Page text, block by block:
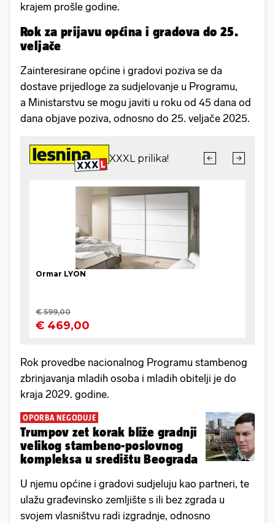
krajem prošle godine.
Rok za prijavu općina i gradova do 25.
veljače
Zainteresirane općine i gradovi poziva se da
dostave prijedloge za sudjelovanje u Programu,
a Ministarstvu se mogu javiti u roku od 45 dana od
dana objave poziva, odnosno do 25. veljače 2025.
Rok provedbe nacionalnog Programu stambenog
zbrinjavanja mladih osoba i mladih obitelji je do
kraja 2029. godine.
OPORBA NEGODUJE
Trumpov zet korak bliže gradnji
velikog stambeno-poslovnog
kompleksa u središtu Beograda
U njemu općine i gradovi sudjeluju kao partneri, te
ulažu građevinsko zemljište s ili bez zgrada u
svojem vlasništvu radi izgradnje, odnosno